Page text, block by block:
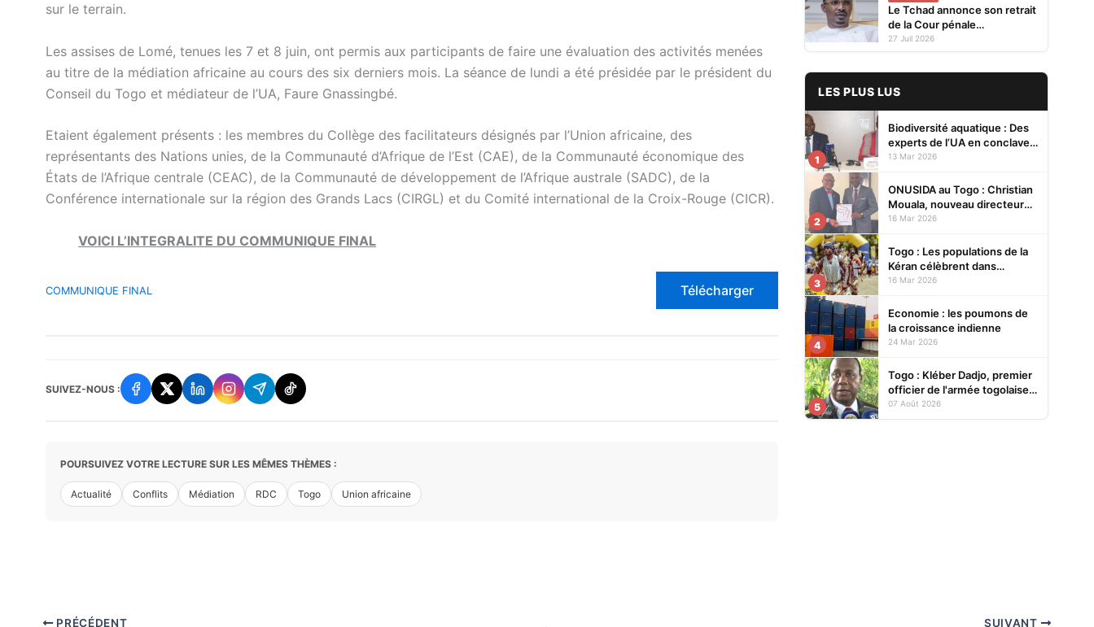
sur le terrain.
Les assises de Lomé, tenues les 7 et 8 juin, ont permis aux participants de faire une évaluation des activités menées
au titre de la médiation africaine au cours des six derniers mois. La séance de lundi a été présidée par le président du
Conseil du Togo et médiateur de l’UA, Faure Gnassingbé.
Etaient également présents : les membres du Collège des facilitateurs désignés par l’Union africaine, des
représentants des Nations unies, de la Communauté d’Afrique de l’Est (CAE), de la Communauté économique des
États de l’Afrique centrale (CEAC), de la Communauté de développement de l’Afrique australe (SADC), de la
Conférence internationale sur la région des Grands Lacs (CIRGL) et du Comité international de la Croix-Rouge (CICR).
VOICI L’INTEGRALITE DU COMMUNIQUE FINAL
COMMUNIQUE FINAL Télécharger
SUIVEZ-NOUS :
POURSUIVEZ VOTRE LECTURE SUR LES MÊMES THÈMES :
Actualité Conflits Médiation RDC Togo Union africaine
Le Tchad annonce son retrait
de la Cour pénale
internationale
27 Juil 2026
LES PLUS LUS
1
Biodiversité aquatique : Des
experts de l’UA en conclave à
Lomé pour renforcer la
13 Mar 2026
2
ONUSIDA au Togo : Christian
Mouala, nouveau directeur
pays
16 Mar 2026
3
Togo : Les populations de la
Kéran célèbrent dans
l’allégresse Tislim-Difoini,
16 Mar 2026
4
Economie : les poumons de
la croissance indienne
24 Mar 2026
5
Togo : Kléber Dadjo, premier
officier de l'armée togolaise
devenu chef de l'État, au
07 Août 2026
PRÉCÉDENT SUIVANT